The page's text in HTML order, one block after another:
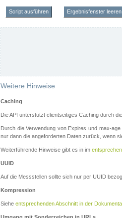
Script ausführen Ergebnisfenster leeren
Weitere Hinweise
Caching
Die API unterstützt clientseitiges Caching durch
Durch die Verwendung von Expires und max-
nur dann die angeforderten Daten zurück, wenn
Weiterführende Hinweise gibt es in im
UUID
Auf die Messstellen sollte sich nur per UUID
Kompression
Siehe entsprechenden Abschnitt in der